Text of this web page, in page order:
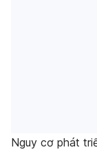
Nguy cơ phát